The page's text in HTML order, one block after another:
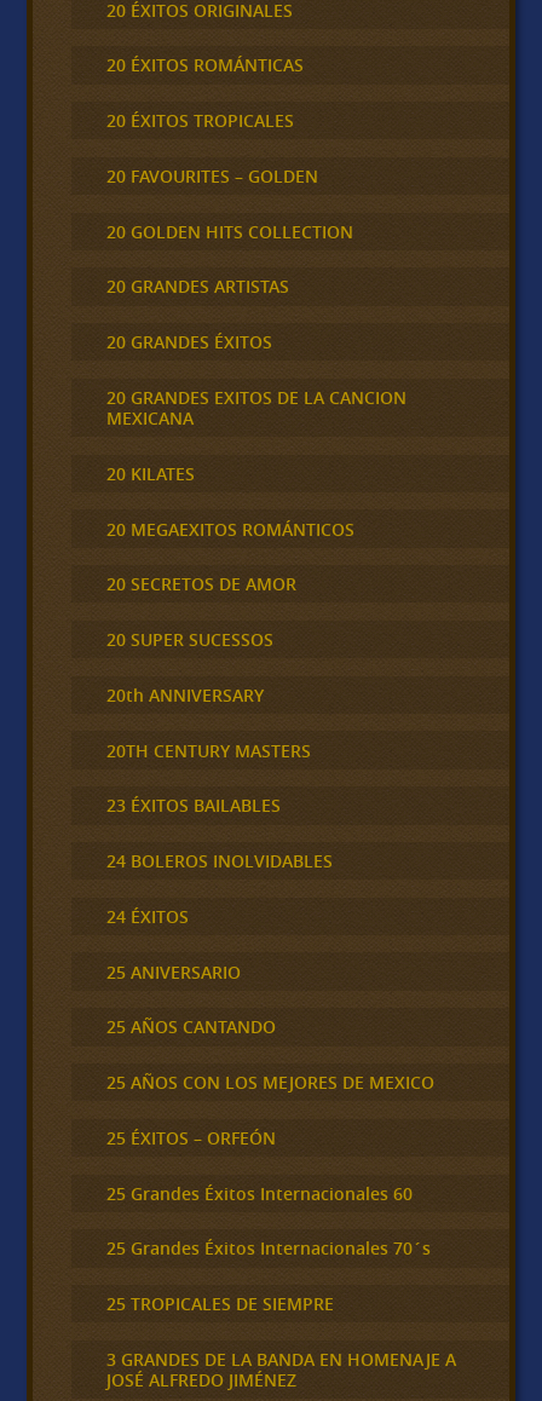
20 ÉXITOS ORIGINALES
20 ÉXITOS ROMÁNTICAS
20 ÉXITOS TROPICALES
20 FAVOURITES – GOLDEN
20 GOLDEN HITS COLLECTION
20 GRANDES ARTISTAS
20 GRANDES ÉXITOS
20 GRANDES EXITOS DE LA CANCION
MEXICANA
20 KILATES
20 MEGAEXITOS ROMÁNTICOS
20 SECRETOS DE AMOR
20 SUPER SUCESSOS
20th ANNIVERSARY
20TH CENTURY MASTERS
23 ÉXITOS BAILABLES
24 BOLEROS INOLVIDABLES
24 ÉXITOS
25 ANIVERSARIO
25 AÑOS CANTANDO
25 AÑOS CON LOS MEJORES DE MEXICO
25 ÉXITOS – ORFEÓN
25 Grandes Éxitos Internacionales 60
25 Grandes Éxitos Internacionales 70´s
25 TROPICALES DE SIEMPRE
3 GRANDES DE LA BANDA EN HOMENAJE A
JOSÉ ALFREDO JIMÉNEZ